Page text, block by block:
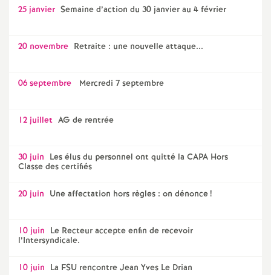
25 janvier Semaine d’action du 30 janvier au 4 février
20 novembre Retraite : une nouvelle attaque...
06 septembre Mercredi 7 septembre
12 juillet AG de rentrée
30 juin Les élus du personnel ont quitté la CAPA Hors
Classe des certifiés
20 juin Une affectation hors règles : on dénonce!
10 juin Le Recteur accepte enfin de recevoir
l’Intersyndicale.
10 juin La FSU rencontre Jean Yves Le Drian